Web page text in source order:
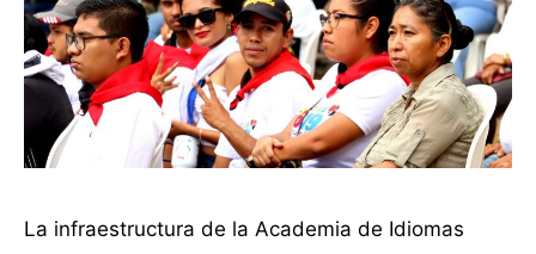
La infraestructura de la Academia de Idiomas